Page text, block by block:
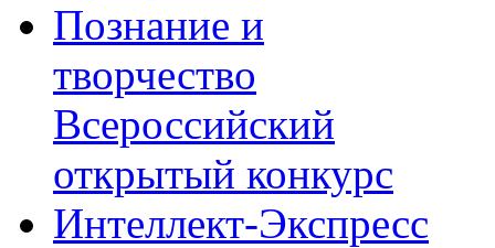
Познание и
творчество
Всероссийский
открытый конкурс
Интеллект-Экспресс